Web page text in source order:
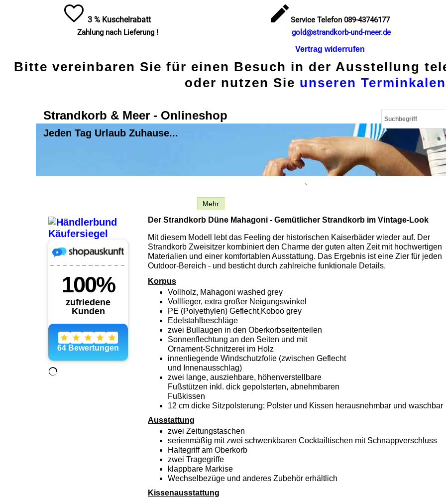
3 % Kuschelrabatt
Zahlung nach Lieferung !
Service Telefon 089-43746177
gold@strandkorb-und-meer.de
Vertrag widerrufen
Bitte vereinbaren Sie für einen Besuch in der Ausstellung
oder nutzen Sie unseren
Strandkorb & Meer - Onlineshop
Jeden Tag Urlaub Zuhause...
Mehr
Der Strandkorb Düne Mahagoni - Gemütlicher Strandkorb im Vintage-Look
Mit diesem Modell lebt das Feeling der historischen Kaiserbäder wieder auf. Der
Strandkorb Zweisitzer kombiniert den Charme der guten alten Zeit mit hochwertigen
Materialien und einer komfortablen Ausstattung. Das Ergebnis ist eine Zier für jeden
Outdoor-Bereich - und besticht durch zahlreiche funktionale Details.
Korpus
Vollholz, Mahagoni washed grey
Volllieger, extra großer Neigungswinkel
PE (Polyethylen) Geflecht,Koboo grey
Edelstahlbeschläge
zwei Bullaugen in den Oberkorbseitenteilen
Sonnenflechtung an den Seiten und mit
Ornament-Schnitzerei im Holz
innenliegende Windschutzfolie (zwischen Geflecht
und Innenausschlag)
zwei lange, ausziehbare, höhenverstellbare
Fußstützen inkl. dick gepolsterten, abnehmbaren
Fußkissen
12 cm dicke Sitzpolsterung; Polster und Kissen herausnehmbar und waschbar
Ausstattung
zwei Zeitungstaschen
serienmäßig mit zwei schwenkbaren Cocktailtischen mit Schnappverschluss
Haltegriff am Oberkorb
zwei Tragegriffe
klappbare Markise
Wechselbezüge und anderes Zubehör erhältlich
Kissenausstattung